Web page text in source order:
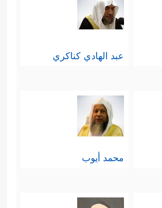
عبد الهادي كناكري
محمد أيوب